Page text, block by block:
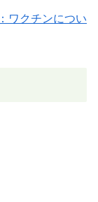
ワクチンについ